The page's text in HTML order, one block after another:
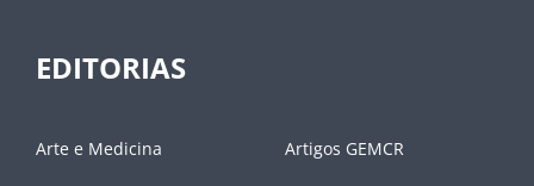
EDITORIAS
Arte e Medicina Artigos GEMCR